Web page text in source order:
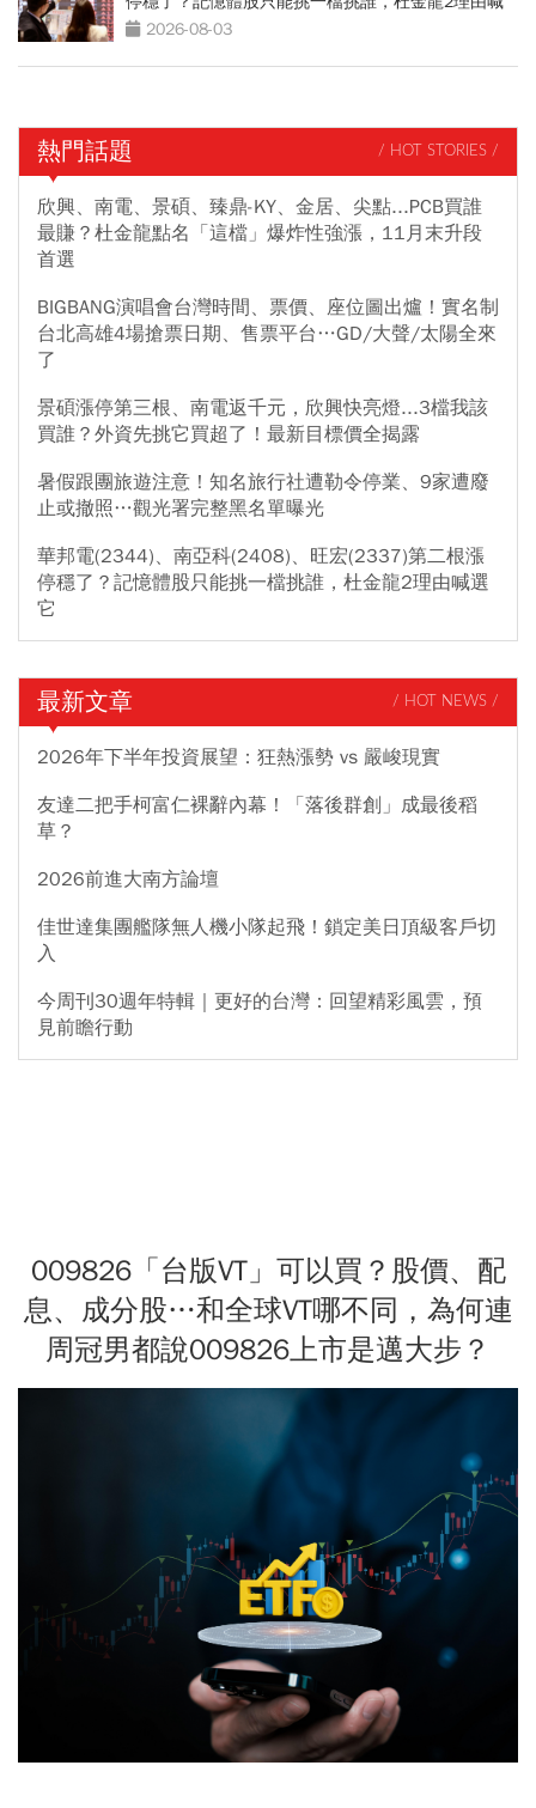
選它2026-08-03
熱門話題 / HOT STORIES /
欣興、南電、景碩、臻鼎-KY、金居、尖點...PCB買誰
最賺？杜金龍點名「這檔」爆炸性強漲，11月末升段
首選
BIGBANG演唱會台灣時間、票價、座位圖出爐！實名制
台北高雄4場搶票日期、售票平台…GD/大聲/太陽全來
了
景碩漲停第三根、南電返千元，欣興快亮燈...3檔我該
買誰？外資先挑它買超了！最新目標價全揭露
暑假跟團旅遊注意！知名旅行社遭勒令停業、9家遭廢
止或撤照…觀光署完整黑名單曝光
華邦電(2344)、南亞科(2408)、旺宏(2337)第二根漲
停穩了？記憶體股只能挑一檔挑誰，杜金龍2理由喊選
它
最新文章 / HOT NEWS /
2026年下半年投資展望：狂熱漲勢 vs 嚴峻現實
友達二把手柯富仁裸辭內幕！「落後群創」成最後稻
草？
2026前進大南方論壇
佳世達集團艦隊無人機小隊起飛！鎖定美日頂級客戶切
入
今周刊30週年特輯｜更好的台灣：回望精彩風雲，預
見前瞻行動
009826「台版VT」可以買？股價、配
息、成分股…和全球VT哪不同，為何連
周冠男都說009826上市是邁大步？